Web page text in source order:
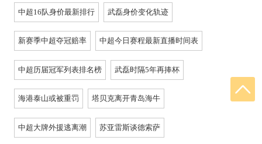
中超16队身价最新排行 武磊身价变化轨迹
新赛季中超夺冠赔率 中超今日赛程最新直播时间表
中超历届冠军列表排名榜 武磊时隔5年再捧杯
海港泰山或被重罚 塔贝克离开青岛海牛
中超大牌外援逃离潮 苏亚雷斯谈德索萨